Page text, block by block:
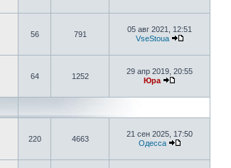
56 791
05 авг 2021, 12:51
VseStoua
64 1252
29 апр 2019, 20:55
Юра
220 4663
21 сен 2025, 17:50
Одесса